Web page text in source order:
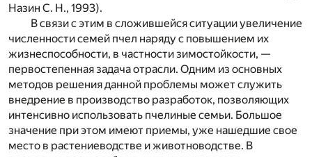
Назин С. Н., 1993).
В связи с этим в сложившейся ситуации увеличение
численности семей пчел наряду с повышением их
жизнеспособности, в частности зимостойкости, —
первостепенная задача отрасли. Одним из основных
методов решения данной проблемы может служить
внедрение в производство разработок, позволяющих
интенсивно использовать пчелиные семьи. Большое
значение при этом имеют приемы, уже нашедшие свое
место в растениеводстве и животноводстве. В